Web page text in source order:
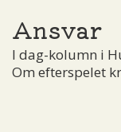
Ansvar
I dag-kolumn i
Om efterspelet